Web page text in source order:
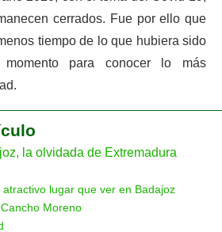
cerrados. Fue por ello que
tiempo de lo que hubiera sido
para conocer lo más
la olvidada de Extremadura
atractivo lugar que ver en Badajoz
Moreno